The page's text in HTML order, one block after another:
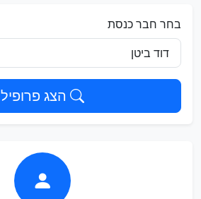
בחר חבר כנסת
הצג פרופיל